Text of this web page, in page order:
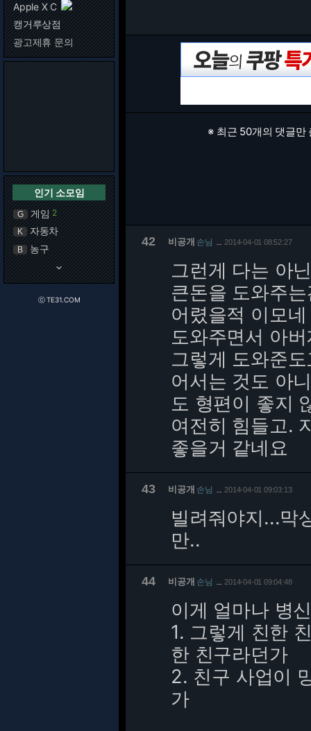
Apple X C
캥거루상점
광고제휴 문의
인기 소모임
G 게임 2
K 자동차
B 농구
keyboard_arrow_down
ⓒ TE31.COM
※ 최근 50개의 댓글만
42 비공개 손님 2014-04-01 08:52:27
그런게 다는 아
큰돈을 도와주
어렸을적 이모
도와주면서 아
그렇게 도와준
어서는 것도 아
도 형편이 좋지
여전히 힘들고.
좋을거 같네요
43 비공개 손님 2014-04-01 09:03:13
빌려줘야지...막
만..
44 비공개 손님 2014-04-01 09:04:48
이게 얼마나 병
1. 그렇게 친한
한 친구라던가
2. 친구 사업이
가